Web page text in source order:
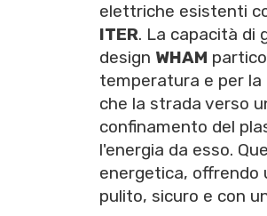
elettriche esistenti
ITER. La capacità di
design WHAM
temperatura e per la
che la strada verso
confinamento del
l'energia da esso.
energetica, offrendo
pulito, sicuro e con